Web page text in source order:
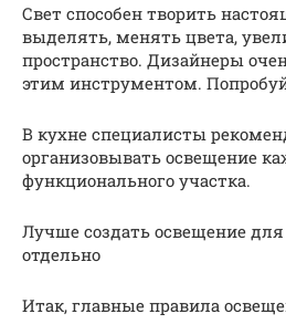
Свет способен творить
выделять, менять цвета,
пространство. Дизайнеры
этим инструментом.
В кухне специалисты
организовывать освещение
функционального участка.
Лучше создать освещение
отдельно
Итак, главные правила